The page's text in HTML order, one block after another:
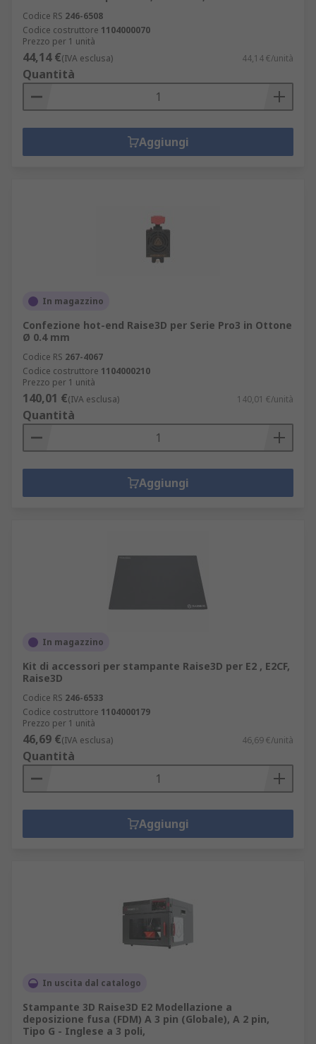
Codice RS 246-6508
Codice costruttore 1104000070
Prezzo per 1 unità
44,14 €(IVA esclusa) 44,14 €/unità
Quantità
Aggiungi
In magazzino
Confezione hot-end Raise3D per Serie Pro3 in Ottone
Ø 0.4 mm
Codice RS 267-4067
Codice costruttore 1104000210
Prezzo per 1 unità
140,01 €(IVA esclusa) 140,01 €/unità
Quantità
Aggiungi
In magazzino
Kit di accessori per stampante Raise3D per E2 , E2CF,
Raise3D
Codice RS 246-6533
Codice costruttore 1104000179
Prezzo per 1 unità
46,69 €(IVA esclusa) 46,69 €/unità
Quantità
Aggiungi
In uscita dal catalogo
Stampante 3D Raise3D E2 Modellazione a
deposizione fusa (FDM) A 3 pin (Globale), A 2 pin,
Tipo G - Inglese a 3 poli,